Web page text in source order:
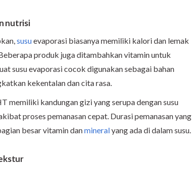
nutrisi
susuevaporasi biasanya memiliki kalori dan lemak
produk juga ditambahkan vitamin untuk
susu evaporasi cocok digunakan sebagai bahan
kekentalan dan cita rasa.
memiliki kandungan gizi yang serupa dengan susu
proses pemanasan cepat. Durasi pemanasan yang
besar vitamin danmineralyang ada di dalam susu.